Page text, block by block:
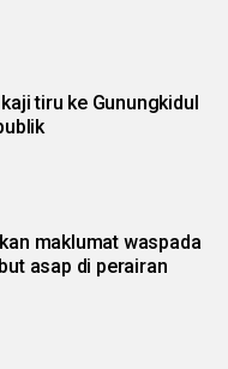
tiru ke Gunungkidul
maklumat waspada
asap di perairan